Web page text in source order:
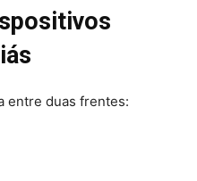
entre duas frentes: